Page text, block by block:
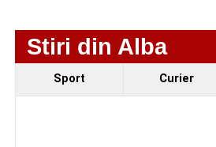
Evenimentul face parte din
Camp 2026, proiect susținut de
care urmărește să ofere tinerilor
Stiri din Alba
Sport Curier